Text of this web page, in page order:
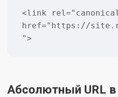
<link
href="https://
">
Абсолютный URL в